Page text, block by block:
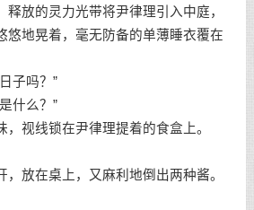
释放的灵力光带将尹律理引入中庭，
悠地晃着，毫无防备的单薄睡衣覆在
子吗？”
什么？”
，视线锁在尹律理提着的食盒上。
，放在桌上，又麻利地倒出两种酱。